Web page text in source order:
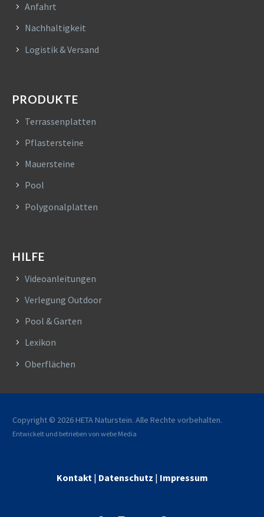
Anfahrt
Nachhaltigkeit
Logistik & Versand
PRODUKTE
Terrassenplatten
Pflastersteine
Mauersteine
Pool
Polygonalplatten
HILFE
Videoanleitungen
Verlegung Outdoor
Pool & Garten
Lexikon
Oberflächen
Copyright © 2026 HETA Naturstein. Alle Rechte vorbehalten.
Entwickelt und betrieben von webe Media
Kontakt | Datenschutz | Impressum